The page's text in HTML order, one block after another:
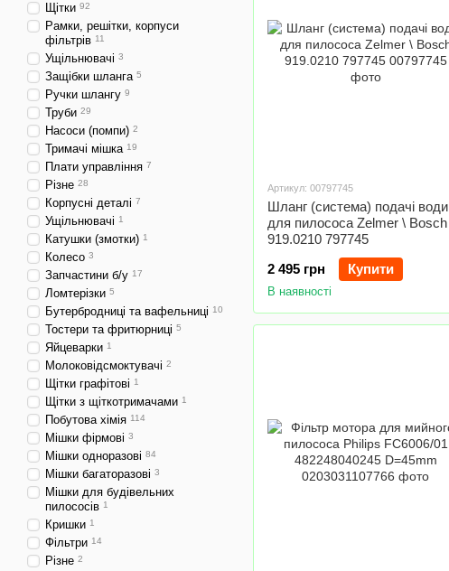
Артикул: 00797745
Шланг (система) подачі води
для пилососа Zelmer \ Bosch
919.0210 797745
2 495 грн
Купити
В наявності
Щітки 92
Рамки, решітки, корпуси
фільтрів 11
Ущільнювачі 3
Защібки шланга 5
Ручки шлангу 9
Труби 29
Насоси (помпи) 2
Тримачі мішка 19
Плати управління 7
Різне 28
Корпусні деталі 7
Ущільнювачі 1
Катушки (змотки) 1
Колесо 3
Запчастини б/у 17
Ломтерізки 5
Бутербродниці та вафельниці 10
Тостери та фритюрниці 5
Яйцеварки 1
Молоковідсмоктувачі 2
Щітки графітові 1
Щітки з щіткотримачами 1
Побутова хімія 114
Мішки фірмові 3
Мішки одноразові 84
Мішки багаторазові 3
Мішки для будівельних
пилососів 1
Кришки 1
Фільтри 14
Різне 2